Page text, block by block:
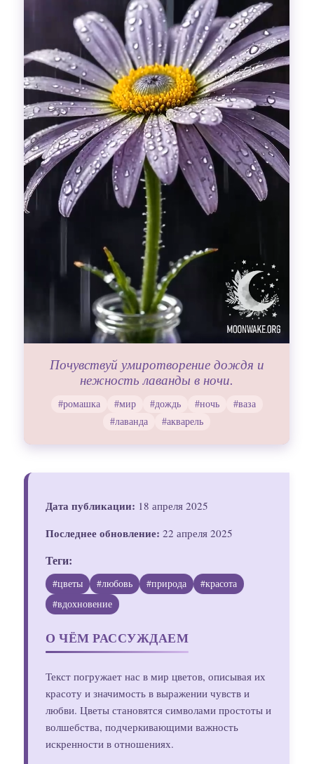
Красоты!
Fashion
Выдох
Почувствуй умиротворение дождя и
нежность лаванды в ночи.
#ромашка #мир #дождь #ночь
#ваза
#лаванда
#акварель
Дата публикации: 18 апреля 2025
Последнее обновление: 22 апреля 2025
Теги:
#цветы #любовь #природа
#красота
#вдохновение
О ЧЁМ РАССУЖДАЕМ
Текст погружает нас в мир цветов, описывая их
красоту и значимость в выражении чувств и
любви. Цветы становятся символами простоты и
волшебства, подчеркивающими важность
искренности в отношениях.